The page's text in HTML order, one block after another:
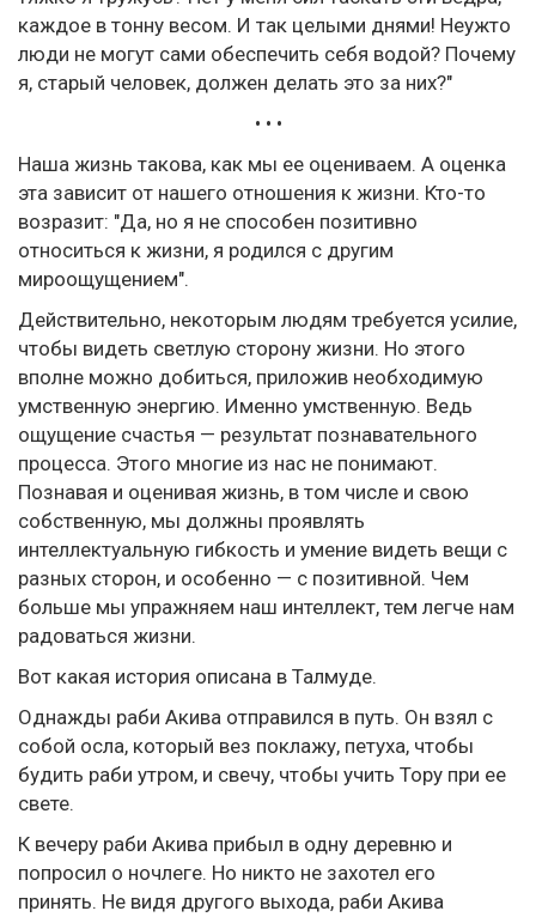
каждое в тонну весом. И так целыми днями! Неужто
люди не могут сами обеспечить себя водой? Почему
я, старый человек, должен делать это за них?"
• • •
Наша жизнь такова, как мы ее оцениваем. А оценка
эта зависит от нашего отношения к жизни. Кто-то
возразит: "Да, но я не способен позитивно
относиться к жизни, я родился с другим
мироощущением".
Действительно, некоторым людям требуется усилие,
чтобы видеть светлую сторону жизни. Но этого
вполне можно добиться, приложив необходимую
умственную энергию. Именно умственную. Ведь
ощущение счастья — результат познавательного
процесса. Этого многие из нас не понимают.
Познавая и оценивая жизнь, в том числе и свою
собственную, мы должны проявлять
интеллектуальную гибкость и умение видеть вещи с
разных сторон, и особенно — с позитивной. Чем
больше мы упражняем наш интеллект, тем легче нам
радоваться жизни.
Вот какая история описана в Талмуде.
Однажды раби Акива отправился в путь. Он взял с
собой осла, который вез поклажу, петуха, чтобы
будить раби утром, и свечу, чтобы учить Тору при ее
свете.
К вечеру раби Акива прибыл в одну деревню и
попросил о ночлеге. Но никто не захотел его
принять. Не видя другого выхода, раби Акива